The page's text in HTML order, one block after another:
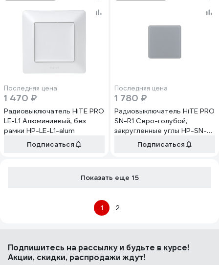
Последняя цена
1 470 ₽
Радиовыключатель HiTE PRO
LE-L1 Алюминиевый, без
рамки HP-LE-L1-alum
Подписаться
Последняя цена
1 780 ₽
Радиовыключатель HiTE PRO
SN-R1 Серо-голубой,
закругленные углы HP-SN-
R1-gray-blueПодписаться
Показать еще 15
1 2
Подпишитесь на рассылкуи будьте в курсе!
Акции, скидки, распродажи ждут!